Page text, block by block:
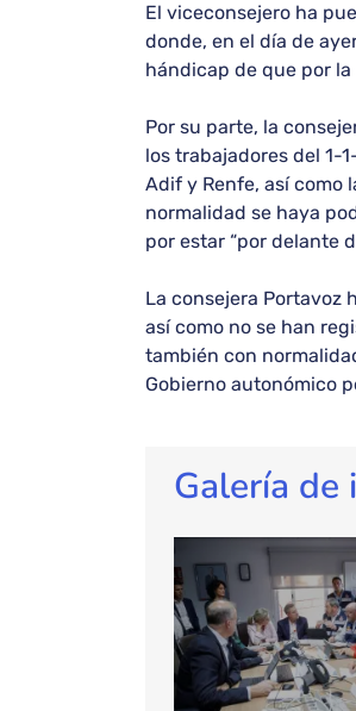
El viceconsejero ha
donde, en el día de
hándicap de que por
Por su parte, la
los trabajadores del 1-
Adif y Renfe, así como
normalidad se haya
por estar “por delante
La consejera Portavoz
así como no se han
también con
Gobierno autonómico
Galería de